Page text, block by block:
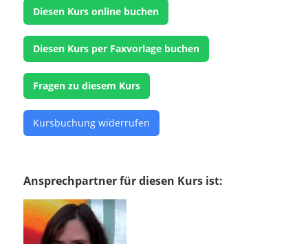
Diesen Kurs online buchen
Diesen Kurs per Faxvorlage buchen
Fragen zu diesem Kurs
Kursbuchung widerrufen
Ansprechpartner für diesen Kurs ist: